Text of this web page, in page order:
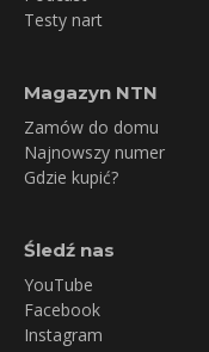
Testy nart
Magazyn NTN
Zamów do domu
Najnowszy numer
Gdzie kupić?
Śledź nas
YouTube
Facebook
Instagram